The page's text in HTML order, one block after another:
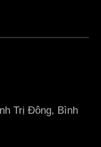
Trị Đông, Bình